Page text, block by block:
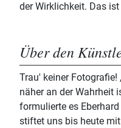
der Wirklichkeit. Das
Über den
Trau' keiner Fotografie!
näher an der Wahrheit
formulierte es
stiftet uns bis heute